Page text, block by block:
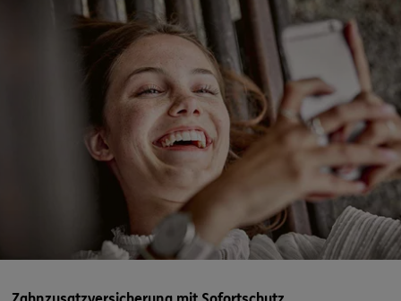
ERGO
Danijel Aljic
Schozacher Str.32 70437 Stuttgart
(6.9 km)
Homepage besuchen
ERGO
Norbert Fogl
Schulze-Delitzsch-Straße 16,
Stuttgart
(6.9 km)
Homepage besuchen
ERGO
Ioannis Anastasiadis